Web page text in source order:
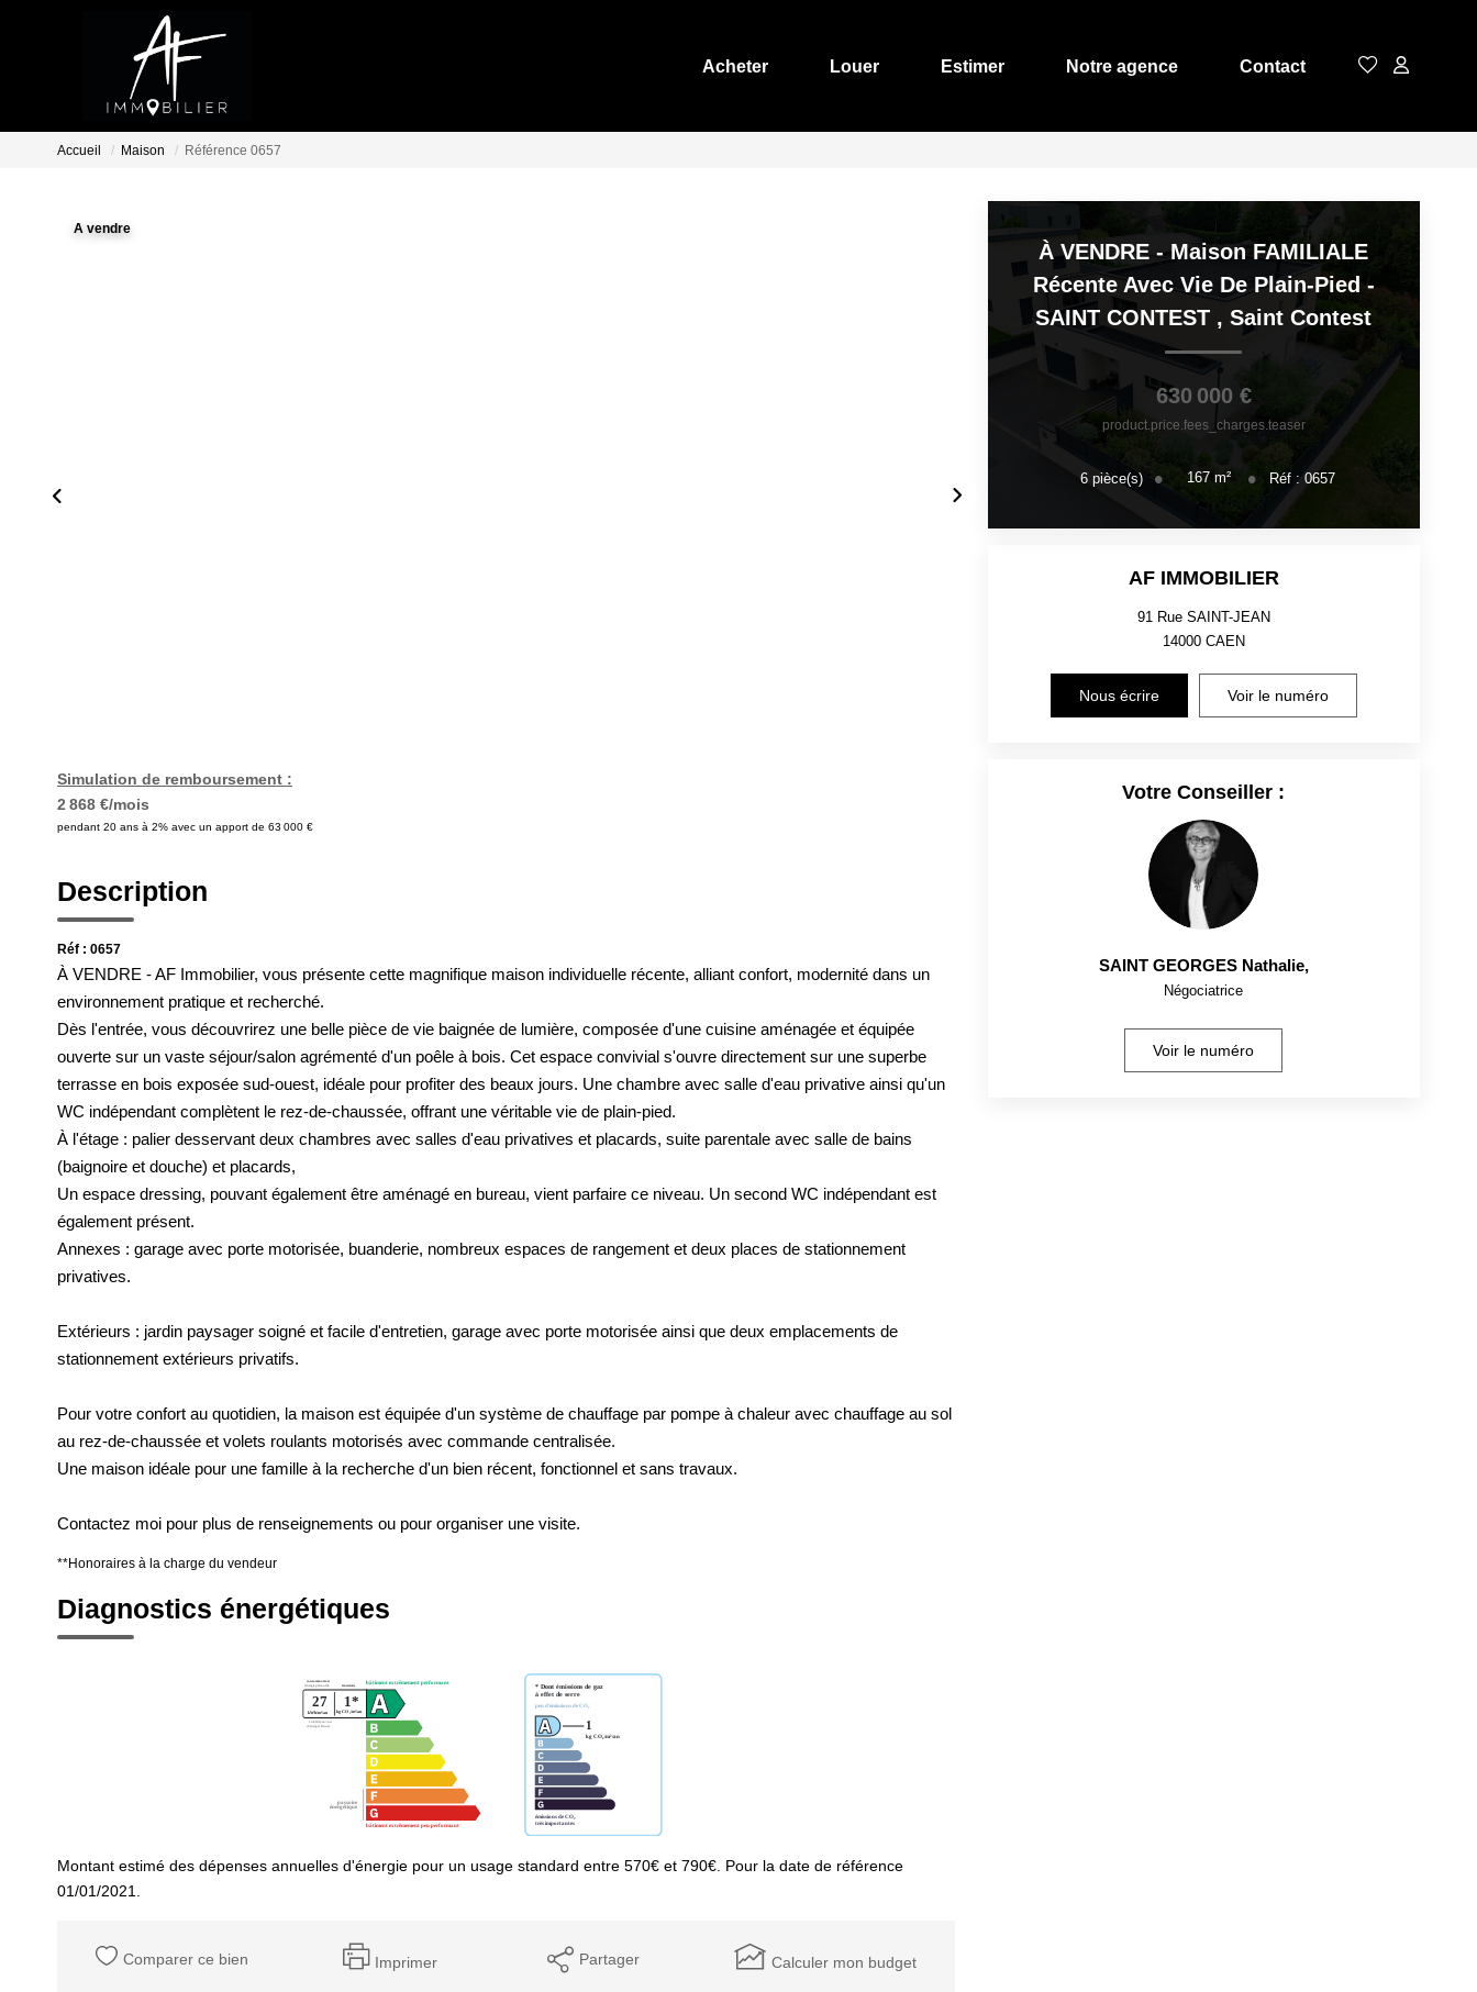
Acheter Louer Estimer Notre agence Contact
Accueil Maison Référence 0657
A vendre
Simulation de remboursement :
2 868 €/mois
pendant 20 ans à 2% avec un apport de 63 000 €
Description
Réf : 0657
À VENDRE - AF Immobilier, vous présente cette magnifique maison individuelle récente, alliant confort, modernité dans un
environnement pratique et recherché.
Dès l'entrée, vous découvrirez une belle pièce de vie baignée de lumière, composée d'une cuisine aménagée et équipée
ouverte sur un vaste séjour/salon agrémenté d'un poêle à bois. Cet espace convivial s'ouvre directement sur une superbe
terrasse en bois exposée sud-ouest, idéale pour profiter des beaux jours. Une chambre avec salle d'eau privative ainsi qu'un
WC indépendant complètent le rez-de-chaussée, offrant une véritable vie de plain-pied.
À l'étage : palier desservant deux chambres avec salles d'eau privatives et placards, suite parentale avec salle de bains
(baignoire et douche) et placards,
Un espace dressing, pouvant également être aménagé en bureau, vient parfaire ce niveau. Un second WC indépendant est
également présent.
Annexes : garage avec porte motorisée, buanderie, nombreux espaces de rangement et deux places de stationnement
privatives.
Extérieurs : jardin paysager soigné et facile d'entretien, garage avec porte motorisée ainsi que deux emplacements de
stationnement extérieurs privatifs.
Pour votre confort au quotidien, la maison est équipée d'un système de chauffage par pompe à chaleur avec chauffage au sol
au rez-de-chaussée et volets roulants motorisés avec commande centralisée.
Une maison idéale pour une famille à la recherche d'un bien récent, fonctionnel et sans travaux.
Contactez moi pour plus de renseignements ou pour organiser une visite.
**Honoraires à la charge du vendeur
Diagnostics énergétiques
Montant estimé des dépenses annuelles d'énergie pour un usage standard entre 570€ et 790€. Pour la date de référence
01/01/2021.
Comparer ce bien Imprimer Partager Calculer mon budget
À VENDRE - Maison FAMILIALE
Récente Avec Vie De Plain-Pied -
SAINT CONTEST ,Saint Contest
630 000 €
product.price.fees_charges.teaser
6pièce(s) 167m² Réf :0657
AF IMMOBILIER
91 Rue SAINT-JEAN
14000 CAEN
Nous écrire Voir le numéro
Votre Conseiller :
SAINT GEORGES Nathalie,
Négociatrice
Voir le numéro